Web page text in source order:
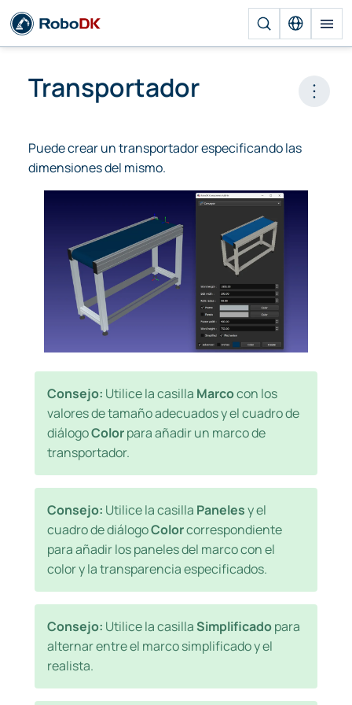
Transportador Open
Puede crear un transportador especificando las
dimensiones del mismo.
Consejo: Utilice la casilla Marcocon los
valores de tamaño adecuados y el cuadro de
diálogoColorpara añadir un marco de
transportador.
Consejo: Utilice la casilla Panelesy el
cuadro de diálogoColorcorrespondiente
para añadir los paneles del marco con el
color y la transparencia especificados.
Consejo: Utilice la casillaSimplificadopara
alternar entre el marco simplificado y el
realista.